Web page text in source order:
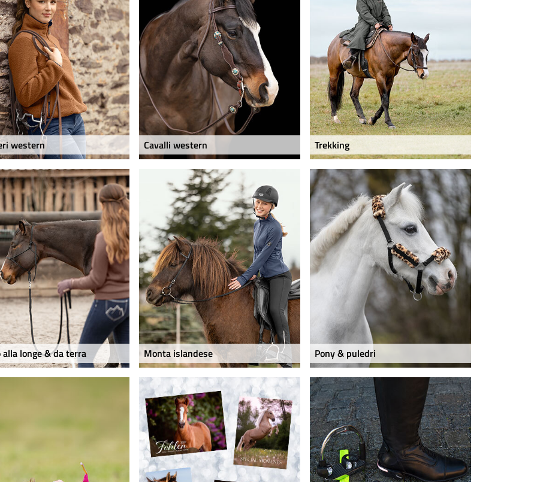
western Cavalli western Trekking
alla longe & da terra Monta islandese Pony & puledri